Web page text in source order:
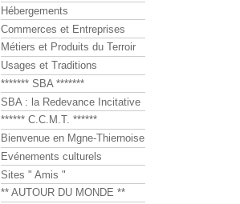
Hébergements
Commerces et Entreprises
Métiers et Produits du Terroir
Usages et Traditions
******* SBA *******
SBA : la Redevance Incitative
****** C.C.M.T. ******
Bienvenue en Mgne-Thiernoise
Evénements culturels
Sites " Amis "
** AUTOUR DU MONDE **